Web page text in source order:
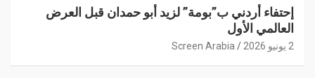
إحتفاء أردني ب”بومة” لزيد أبو حمدان قبل العرض
العالمي الأول
2 يونيو 2026 Screen Arabia